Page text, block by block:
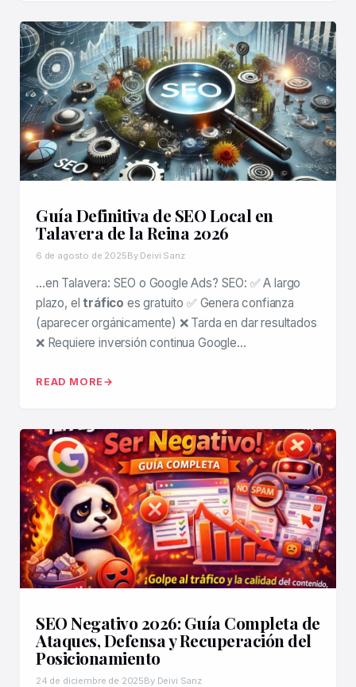
Guía Definitiva de SEO Local en
Talavera de la Reina 2026
6 de agosto de 2025By Deivi Sanz
…en Talavera: SEO o Google Ads? SEO: ✅ A largo
plazo, el tráfico es gratuito ✅ Genera confianza
(aparecer orgánicamente) ❌ Tarda en dar resultados
❌ Requiere inversión continua Google…
READ MORE
SEO Negativo 2026: Guía Completa de
Ataques, Defensa y Recuperación del
Posicionamiento
24 de diciembre de 2025By Deivi Sanz